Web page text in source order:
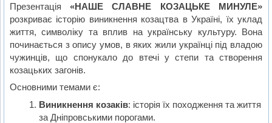
Презентація«НАШЕ СЛАВНЕ КОЗАЦЬКЕ МИНУЛЕ»
розкриває історію виникнення козацтва в Україні, їх уклад
життя, символіку та вплив на українську культуру. Вона
починається з опису умов, в яких жили українці під владою
чужинців, що спонукало до втечі у степи та створення
козацьких загонів.
Основними темами є:
Виникнення козаків: історія їх походження та життя
за Дніпровськими порогами.